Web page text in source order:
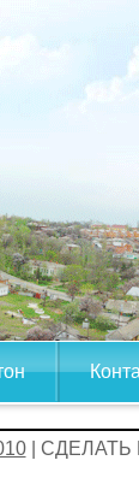
| СДЕЛАТЬ